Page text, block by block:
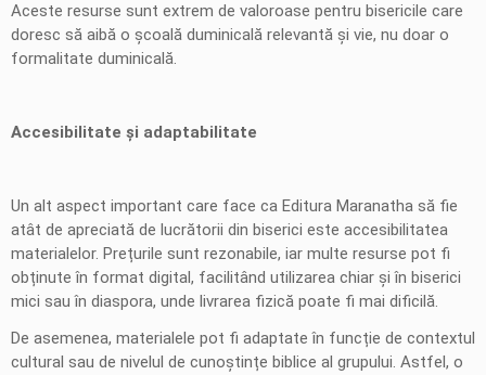
Aceste resurse sunt extrem de valoroase pentru bisericile care
doresc să aibă o școală duminicală relevantă și vie, nu doar o
formalitate duminicală.
Accesibilitate și adaptabilitate
Un alt aspect important care face ca Editura Maranatha să fie
atât de apreciată de lucrătorii din biserici este accesibilitatea
materialelor. Prețurile sunt rezonabile, iar multe resurse pot fi
obținute în format digital, facilitând utilizarea chiar și în biserici
mici sau în diaspora, unde livrarea fizică poate fi mai dificilă.
De asemenea, materialele pot fi adaptate în funcție de contextul
cultural sau de nivelul de cunoștințe biblice al grupului. Astfel, o